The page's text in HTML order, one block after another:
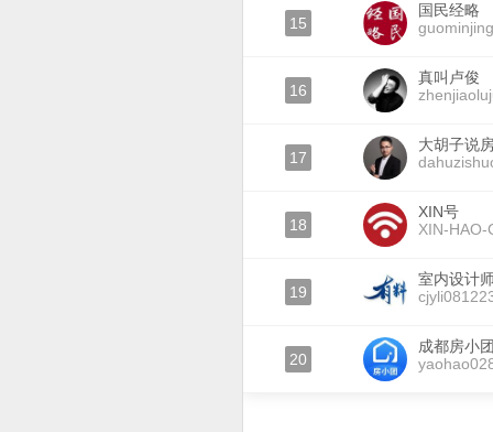
15
国民经略
16
真叫卢俊
17
大胡子说
18
XIN号
XIN-HAO-
19
室内设计
20
成都房小